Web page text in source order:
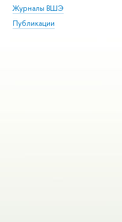
Журналы ВШЭ
Публикации